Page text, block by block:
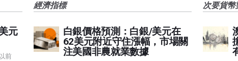
元
前
經濟指標
白銀價格預測：白銀/美元在
62美元附近守住漲幅，市場關
注美國非農就業數據
次要貨幣